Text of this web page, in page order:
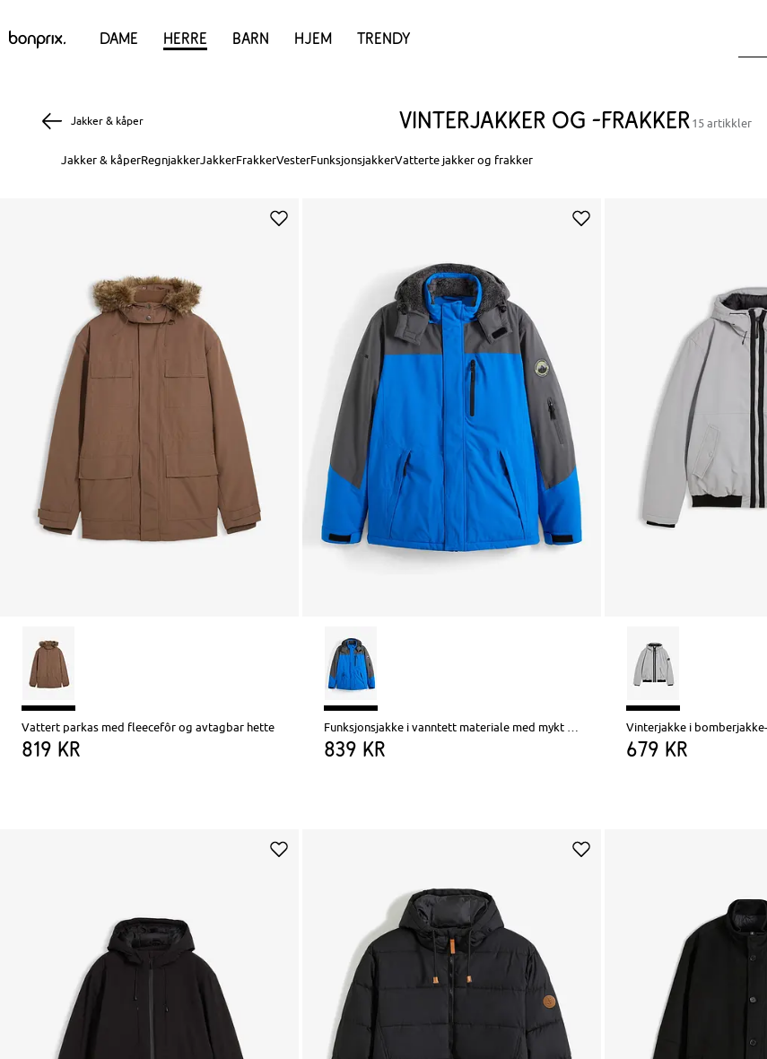
Dame Herre Barn Hjem Trendy
Jakker & kåper Vinterjakker og -frakker15 artikkler
Jakker & kåperRegnjakkerJakkerFrakkerVesterFunksjonsjakkerVatterte jakker og frakker
Vattert parkas med fleecefôr og avtagbar hette
819 kr
Funksjonsjakke i vanntett materiale med mykt fleecefôr
839 kr 679 kr